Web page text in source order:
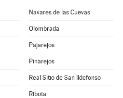
Navares de las Cuevas
Olombrada
Pajarejos
Pinarejos
Real Sitio de San Ildefonso
Ribota